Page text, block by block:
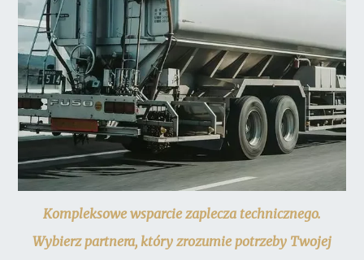
Kompleksowe wsparcie zaplecza technicznego.
Wybierz partnera, który zrozumie potrzeby Twojej